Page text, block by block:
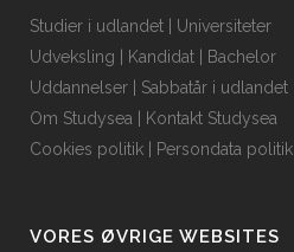
Studier i udlandet
Universiteter
Udveksling
Kandidat
Bachelor
Uddannelser
Sabbatår i udlandet
Om Studysea
Kontakt Studysea
Cookies politik
Persondata politik
VORES ØVRIGE WEBSITES